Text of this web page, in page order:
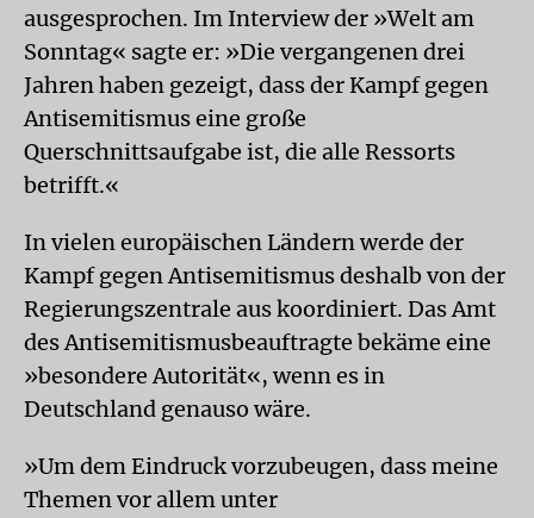
ausgesprochen. Im Interview der »Welt am
Sonntag« sagte er: »Die vergangenen drei
Jahren haben gezeigt, dass der Kampf gegen
Antisemitismus eine große
Querschnittsaufgabe ist, die alle Ressorts
betrifft.«
In vielen europäischen Ländern werde der
Kampf gegen Antisemitismus deshalb von der
Regierungszentrale aus koordiniert. Das Amt
des Antisemitismusbeauftragte bekäme eine
»besondere Autorität«, wenn es in
Deutschland genauso wäre.
»Um dem Eindruck vorzubeugen, dass meine
Themen vor allem unter